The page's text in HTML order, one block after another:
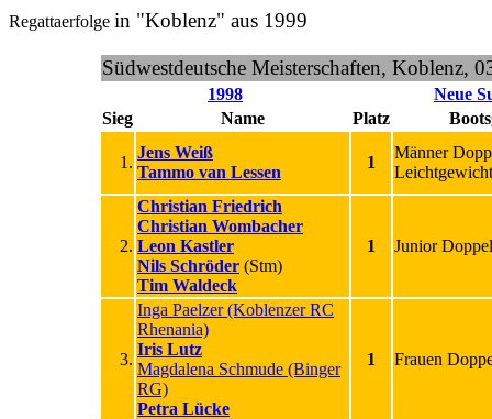
Regattaerfolge in "Koblenz" aus 1999
Südwestdeutsche Meisterschaften, Koblenz,
1998
Neue
Sieg
Name Platz
1.
Jens Weiß
Tammo van Lessen
1
Männer
Leichtgewicht
2.
Christian Friedrich
Christian Wombacher
Leon Kastler
Nils Schröder (Stm)
Tim Waldeck
1 Junior
3.
Inga Paelzer (Koblenzer RC
Rhenania)
Iris Lutz
Magdalena Schmude (Binger
RG)
Petra Lücke
1 Frauen